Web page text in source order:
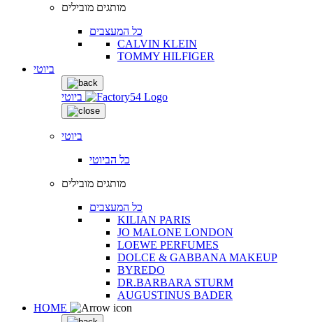
מותגים מובילים
כל המעצבים
CALVIN KLEIN
TOMMY HILFIGER
ביוטי
ביוטי
ביוטי
כל הביוטי
מותגים מובילים
כל המעצבים
KILIAN PARIS
JO MALONE LONDON
LOEWE PERFUMES
DOLCE & GABBANA MAKEUP
BYREDO
DR.BARBARA STURM
AUGUSTINUS BADER
HOME